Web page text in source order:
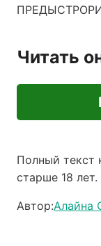
Читать
Полный текст
старше 18 лет.
Автор:Алайна